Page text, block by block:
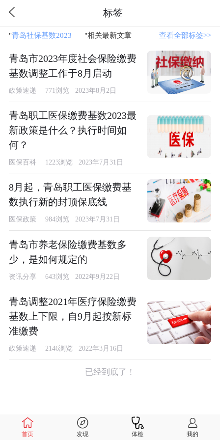
标签
"青岛社保基数2023 "相关最新文章 查看全部标签>>
青岛市2023年度社会保险缴费
基数调整工作于8月启动
政策速递 771浏览 2023年8月2日
青岛职工医保缴费基数2023最
新政策是什么？执行时间如
何？
医保百科 1223浏览 2023年7月31日
8月起，青岛职工医保缴费基
数执行新的封顶保底线
医保政策 984浏览 2023年7月31日
青岛市养老保险缴费基数多
少，是如何规定的
资讯分享 643浏览 2022年9月22日
青岛调整2021年医疗保险缴费
基数上下限，自9月起按新标
准缴费
政策速递 2146浏览 2022年3月16日
已经到底了！
首页 发现 体检 我的